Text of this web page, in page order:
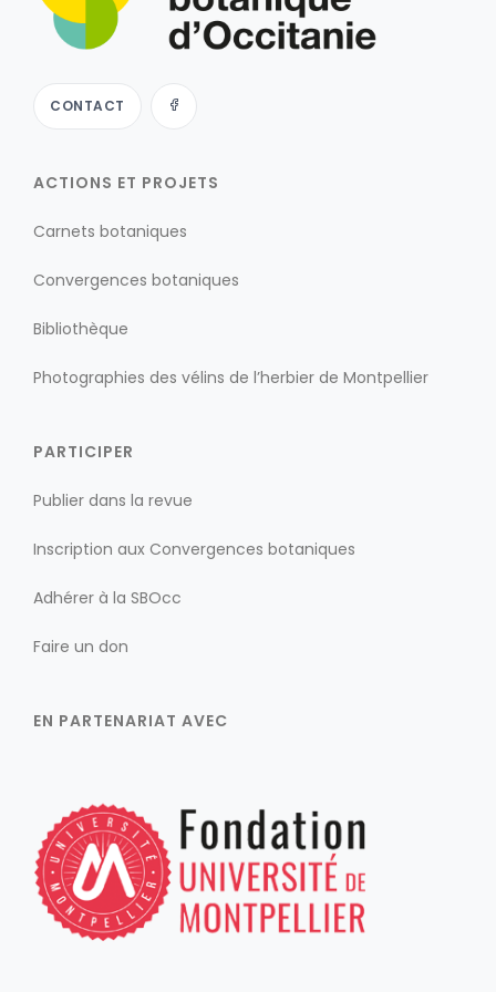
CONTACT
ACTIONS ET PROJETS
Carnets botaniques
Convergences botaniques
Bibliothèque
Photographies des vélins de l’herbier de Montpellier
PARTICIPER
Publier dans la revue
Inscription aux Convergences botaniques
Adhérer à la SBOcc
Faire un don
EN PARTENARIAT AVEC